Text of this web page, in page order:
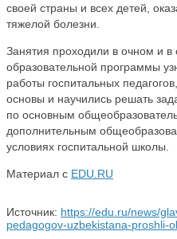
своей страны и всех детей,
тяжелой болезни.
Занятия проходили в очном и
образовательной программы
работы госпитальных
основы и научились решать
по основным
дополнительным
условиях госпитальной школы.
Материал с EDU.RU
Источник: https://edu.ru/news/
pedagogov-uzbekistana-proshli-